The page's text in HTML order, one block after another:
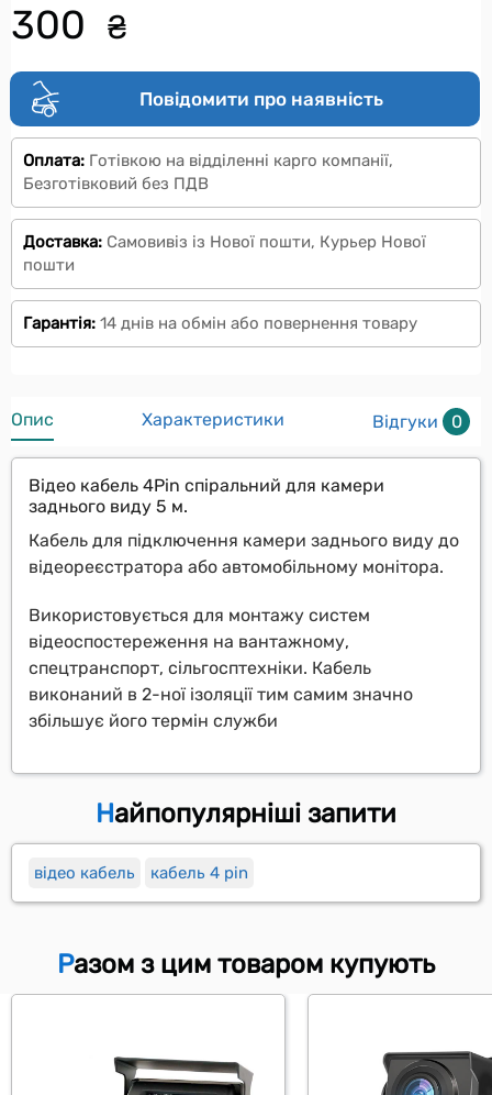
300 ₴
Повідомити про наявність
Оплата: Готівкою на відділенні карго компанії,
Безготівковий без ПДВ
Доставка: Самовивіз із Нової пошти, Курьер Нової
пошти
Гарантія: 14 днів на обмін або повернення товару
Опис Характеристики Відгуки 0
Відео кабель 4Pin спіральний для камери
заднього виду 5 м.
Кабель для підключення камери заднього виду до
відеореєстратора або автомобільному монітора.
Використовується для монтажу систем
відеоспостереження на вантажному,
спецтранспорт, сільгосптехніки. Кабель
виконаний в 2-ної ізоляції тим самим значно
збільшує його термін служби
Найпопулярніші запити
відео кабель кабель 4 pin
Разом з цим товаром купують